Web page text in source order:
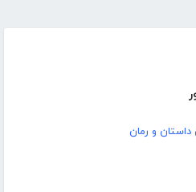
و رمان